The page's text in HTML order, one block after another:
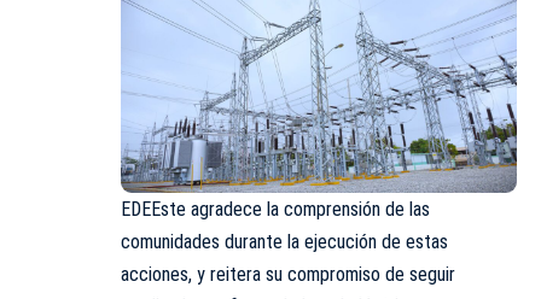
EDEEste agradece la comprensión de las
comunidades durante la ejecución de estas
acciones, y reitera su compromiso de seguir